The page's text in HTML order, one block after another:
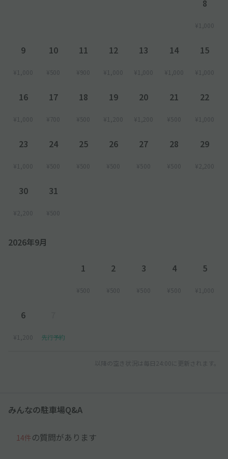
8
¥1,000
9
¥1,000
10
¥500
11
¥900
12
¥1,000
13
¥1,000
14
¥1,000
15
¥1,000
16
¥1,000
17
¥700
18
¥500
19
¥1,200
20
¥1,200
21
¥500
22
¥1,000
23
¥1,000
24
¥500
25
¥500
26
¥500
27
¥500
28
¥500
29
¥2,200
30
¥2,200
31
¥500
2026年9月
1
¥500
2
¥500
3
¥500
4
¥500
5
¥1,000
6
¥1,200 先行予約
以降の空き状況は毎日24:00に更新されます。
みんなの駐車場Q&A
14件の質問があります